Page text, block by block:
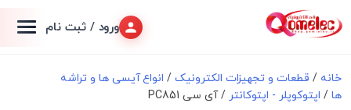
ورود / ثبت نام
خانه / قطعات و تجهیزات الکترونیک/ انواع آیسی ها و تراشه
ها / اپتوکوپلر - اپتوکانتر / آی سی PC851